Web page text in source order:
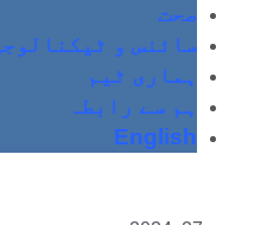
صحت
سائنس و
ہماری ٹیم
ہم سے رابطہ
English